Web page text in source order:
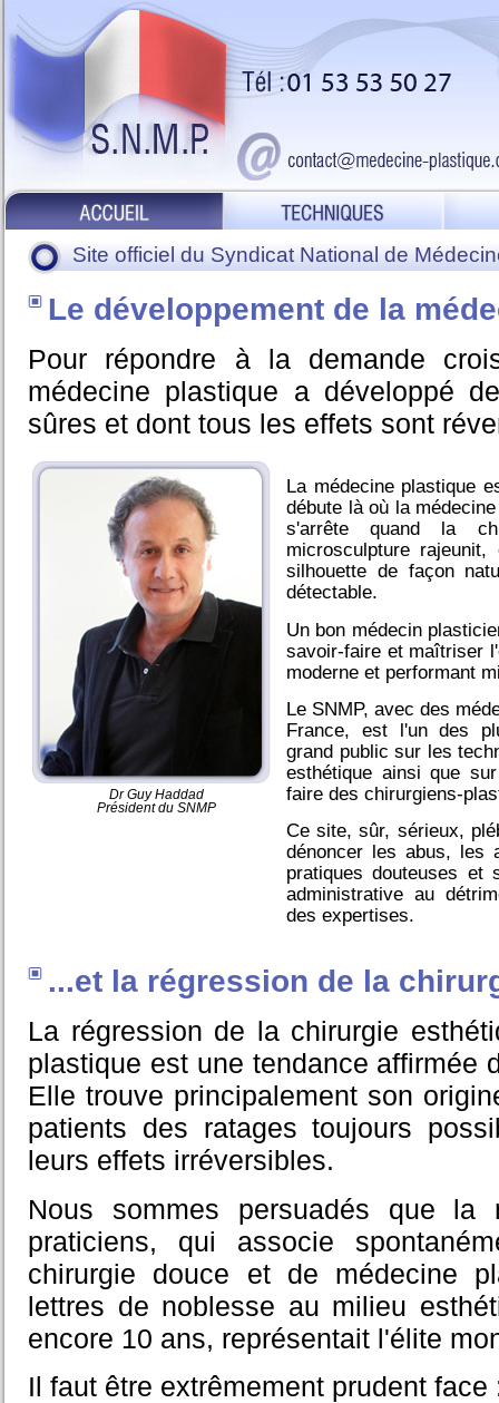
Site officiel du Syndicat National de
Le développement de la
Pour répondre à la demande
médecine plastique a développé
sûres et dont tous les effets sont
Dr Guy Haddad
Président du SNMP
La médecine plastique
débute là où la
s'arrête quand la
microsculpture
silhouette de façon
détectable.
Un bon médecin
savoir-faire et maîtriser
moderne et performant
Le SNMP, avec des
France, est l'un des
grand public sur les
esthétique ainsi que
faire des chirurgiens-
Ce site, sûr, sérieux,
dénoncer les abus, les
pratiques douteuses et
administrative au
des expertises.
...et la régression de la
La régression de la chirurgie
plastique est une tendance affirmée
Elle trouve principalement son
patients des ratages toujours
leurs effets irréversibles.
Nous sommes persuadés que la
praticiens, qui associe
chirurgie douce et de médecine
lettres de noblesse au milieu
encore 10 ans, représentait l'élite
Il faut être extrêmement prudent face